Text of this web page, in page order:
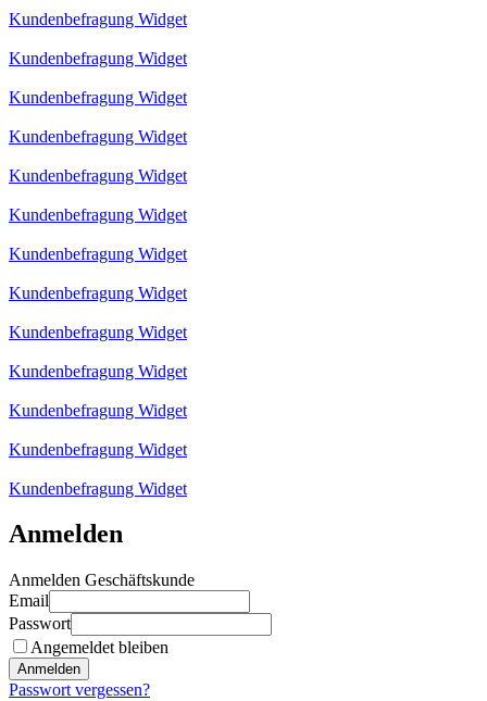
Kundenbefragung Widget
Kundenbefragung Widget
Kundenbefragung Widget
Kundenbefragung Widget
Kundenbefragung Widget
Kundenbefragung Widget
Kundenbefragung Widget
Kundenbefragung Widget
Kundenbefragung Widget
Kundenbefragung Widget
Kundenbefragung Widget
Kundenbefragung Widget
Kundenbefragung Widget
Anmelden
Anmelden Geschäftskunde
Email
Passwort
Angemeldet bleiben
Anmelden
Passwort vergessen?